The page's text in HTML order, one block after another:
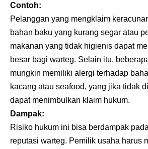
Contoh:
Pelanggan yang mengklaim
bahan baku yang kurang segar atau
makanan yang tidak higienis dapat
besar bagi warteg. Selain itu,
mungkin memiliki alergi terhadap
kacang atau seafood, yang jika tidak
dapat menimbulkan klaim hukum.
Dampak:
Risiko hukum ini bisa berdampak
reputasi warteg. Pemilik usaha harus